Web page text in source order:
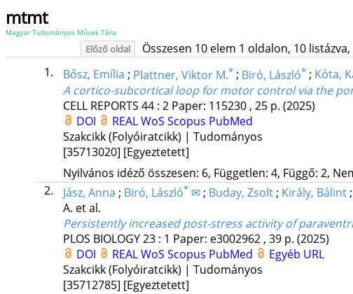
mtmt
Magyar Tudományos Művek Tára
Előző oldal Összesen 10 elem 1 oldalon, 10
1. Bősz, Emília ; Plattner, Viktor M.* ; Biró, László* ; Kóta,
A cortico-subcortical loop for motor control via the
CELL REPORTS 44: 2 Paper: 115230 , 25 p. (2025)
DOI
REALWoS Scopus PubMed
Szakcikk (Folyóiratcikk) | Tudományos
[35713020] [Egyeztetett]
Nyilvános idéző összesen: 6, Független: 4, Függő: 2,
2.
Jász, Anna ; Biró, László*✉ ; Buday, Zsolt ; Király, Bálint ;
A. et al.
Persistently increased post-stress activity of
PLOS BIOLOGY23: 1 Paper: e3002962 , 39 p. (2025)
DOI
REALWoS Scopus PubMed
Egyéb URL
Szakcikk (Folyóiratcikk) | Tudományos
[35712785] [Egyeztetett]